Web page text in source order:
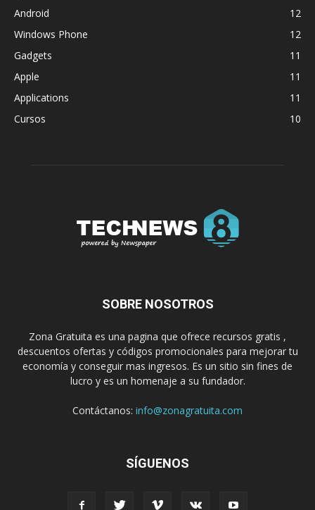
Android
12
Windows Phone
12
Gadgets
11
Apple
11
Applications
11
Cursos
10
SOBRE NOSOTROS
Zona Gratuita es una pagina que ofrece recursos gratis ,
descuentos ofertas y códigos promocionales para mejorar tu
economía y conseguir mas ingresos. Es un sitio sin fines de
lucro y es un homenaje a su fundador.
Contáctanos: info@zonagratuita.com
SÍGUENOS